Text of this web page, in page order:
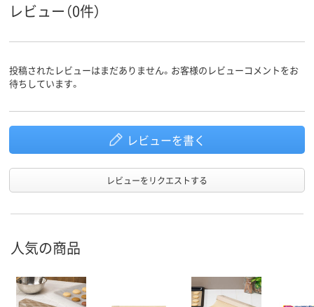
レビュー（0件）
投稿されたレビューはまだありません。お客様のレビューコメントをお
待ちしています。
レビューを書く
レビューをリクエストする
人気の商品